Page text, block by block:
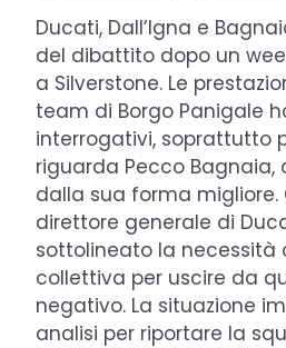
Ducati, Dall’Igna e
del dibattito dopo un
a Silverstone. Le
team di Borgo Panigale
interrogativi, soprattutto
riguarda Pecco Bagnaia,
dalla sua forma migliore.
direttore generale di
sottolineato la necessità
collettiva per uscire da
negativo. La situazione
analisi per riportare la